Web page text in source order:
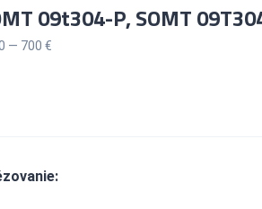
09t304-P, SOMT
— 700 €